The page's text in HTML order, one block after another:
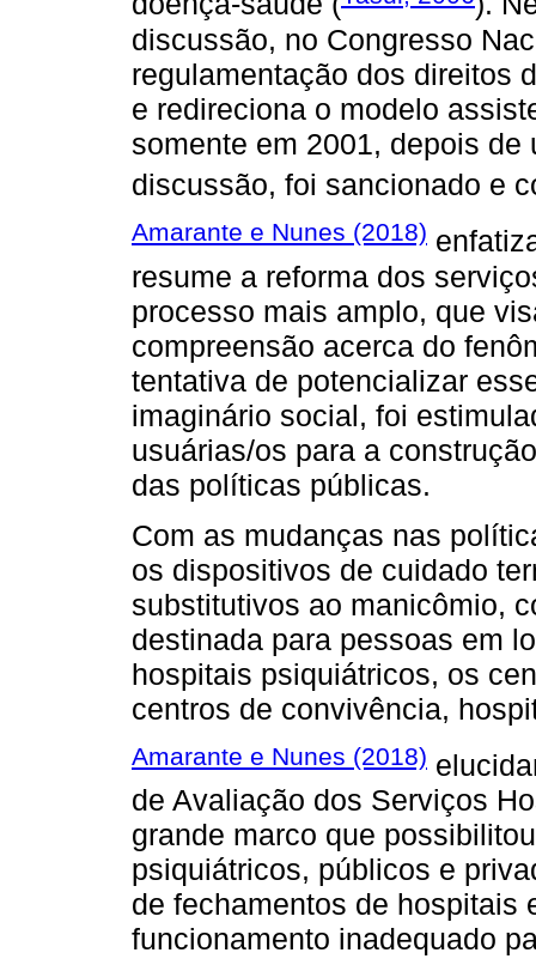
discussão, no Congresso
regulamentação dos direitos
e redireciona o modelo
somente em 2001, depois
discussão, foi sancionado e
Amarante e Nunes (2018)
resume a reforma dos
processo mais amplo, que
compreensão acerca do
tentativa de potencializar
imaginário social, foi
usuárias/os para a
das políticas públicas.
Com as mudanças nas
os dispositivos de cuidado
substitutivos ao manicômio,
destinada para pessoas em
hospitais psiquiátricos, os
centros de convivência,
Amarante e Nunes (2018)
de Avaliação dos Serviços
grande marco que
psiquiátricos, públicos e
de fechamentos de hospitais
funcionamento inadequado